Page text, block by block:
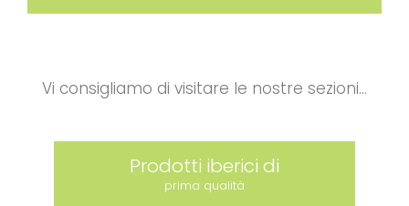
Vi consigliamo di visitare le nostre sezioni...
Prodotti iberici di
prima qualità